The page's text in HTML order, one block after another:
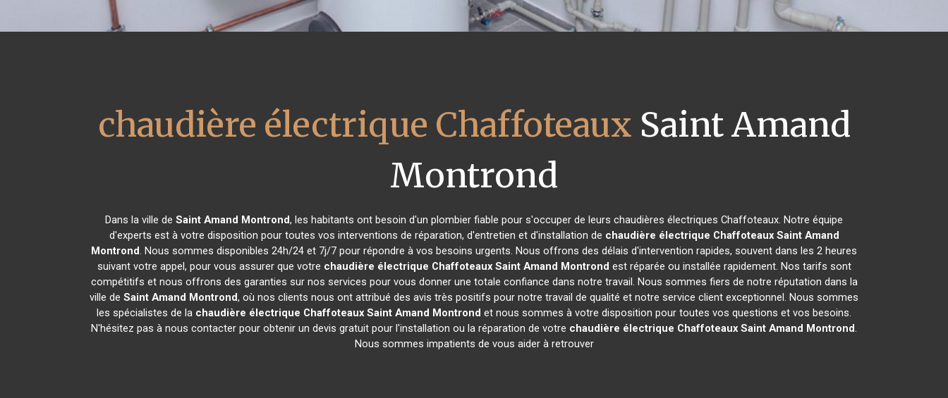
chaudière électrique Chaffoteaux Saint Amand
Montrond
Dans la ville de Saint Amand Montrond, les habitants ont besoin d'un plombier fiable pour s'occuper de leurs chaudières électriques Chaffoteaux. Notre équipe
d'experts est à votre disposition pour toutes vos interventions de réparation, d'entretien et d'installation de chaudière électrique Chaffoteaux Saint Amand
Montrond. Nous sommes disponibles 24h/24 et 7j/7 pour répondre à vos besoins urgents. Nous offrons des délais d'intervention rapides, souvent dans les 2 heures
suivant votre appel, pour vous assurer que votre chaudière électrique Chaffoteaux Saint Amand Montrond est réparée ou installée rapidement. Nos tarifs sont
compétitifs et nous offrons des garanties sur nos services pour vous donner une totale confiance dans notre travail. Nous sommes fiers de notre réputation dans la
ville de Saint Amand Montrond, où nos clients nous ont attribué des avis très positifs pour notre travail de qualité et notre service client exceptionnel. Nous sommes
les spécialistes de la chaudière électrique Chaffoteaux Saint Amand Montrond et nous sommes à votre disposition pour toutes vos questions et vos besoins.
N'hésitez pas à nous contacter pour obtenir un devis gratuit pour l'installation ou la réparation de votre chaudière électrique Chaffoteaux Saint Amand Montrond.
Nous sommes impatients de vous aider à retrouver